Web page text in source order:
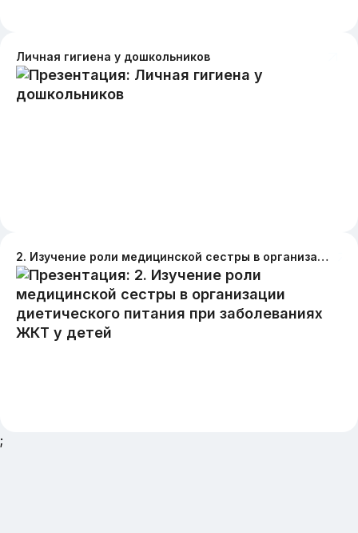
Личная гигиена у дошкольников
2. Изучение роли медицинской сестры в организации диетического питания при заболеваниях ЖКТ у детей
;